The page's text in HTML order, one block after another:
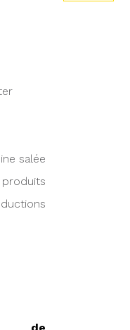
salée
de